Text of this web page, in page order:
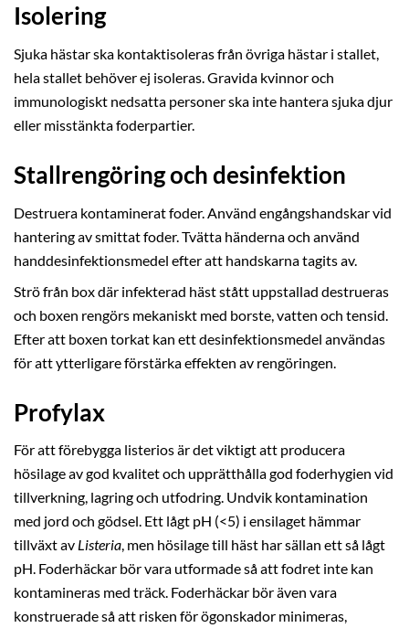
Isolering
Sjuka hästar ska kontaktisoleras från övriga hästar i stallet,
hela stallet behöver ej isoleras. Gravida kvinnor och
immunologiskt nedsatta personer ska inte hantera sjuka djur
eller misstänkta foderpartier.
Stallrengöring och desinfektion
Destruera kontaminerat foder. Använd engångshandskar vid
hantering av smittat foder. Tvätta händerna och använd
handdesinfektionsmedel efter att handskarna tagits av.
Strö från box där infekterad häst stått uppstallad destrueras
och boxen rengörs mekaniskt med borste, vatten och tensid.
Efter att boxen torkat kan ett desinfektionsmedel användas
för att ytterligare förstärka effekten av rengöringen.
Profylax
För att förebygga listerios är det viktigt att producera
hösilage av god kvalitet och upprätthålla god foderhygien vid
tillverkning, lagring och utfodring. Undvik kontamination
med jord och gödsel. Ett lågt pH (<5) i ensilaget hämmar
tillväxt av Listeria, men hösilage till häst har sällan ett så lågt
pH. Foderhäckar bör vara utformade så att fodret inte kan
kontamineras med träck. Foderhäckar bör även vara
konstruerade så att risken för ögonskador minimeras,